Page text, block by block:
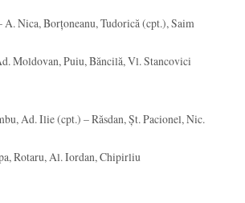
Nica, Borțoneanu, Tudorică (cpt.), Saim
Moldovan, Puiu, Băncilă, Vl. Stancovici
Ad. Ilie (cpt.) – Răsdan, Șt. Pacionel, Nic.
Rotaru, Al. Iordan, Chipirliu